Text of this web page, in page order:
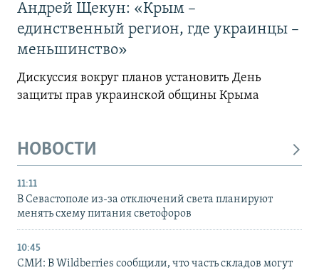
Андрей Щекун: «Крым –
единственный регион, где украинцы –
меньшинство»
Дискуссия вокруг планов установить День
защиты прав украинской общины Крыма
НОВОСТИ
11:11
В Севастополе из-за отключений света планируют
менять схему питания светофоров
10:45
СМИ: В Wildberries сообщили, что часть складов могут